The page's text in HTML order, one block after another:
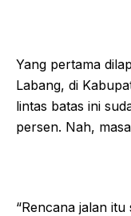
Yang pertama
Labang, di
lintas batas ini
persen. Nah,
“Rencana jalan